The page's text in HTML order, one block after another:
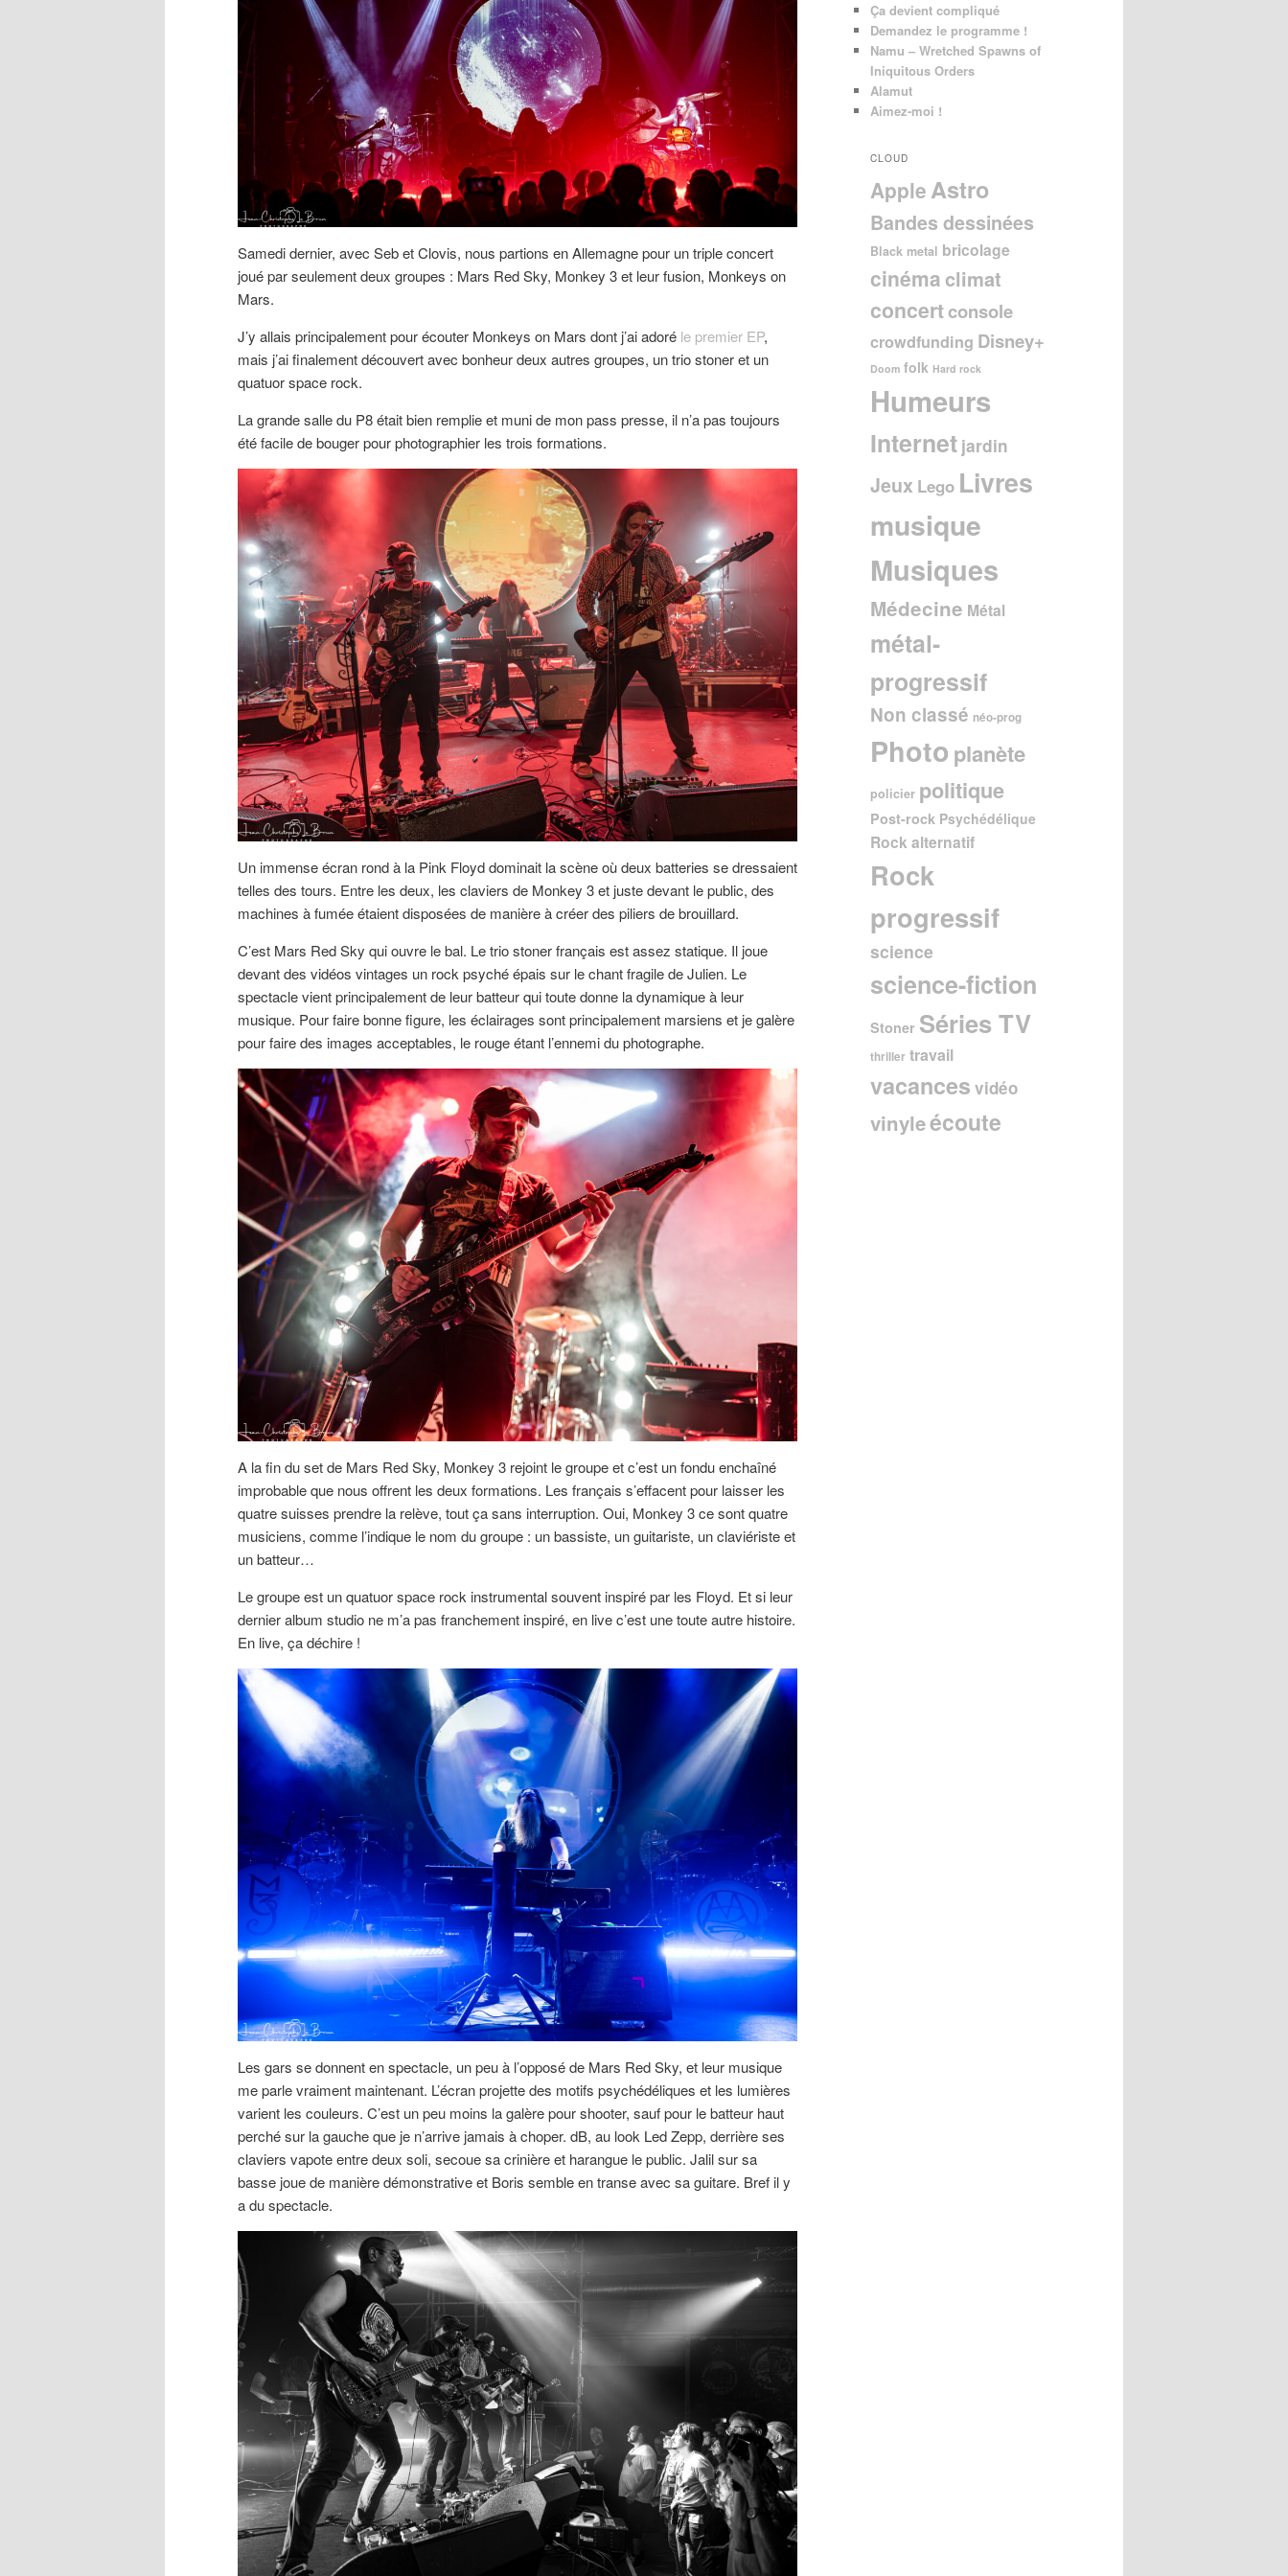
Samedi dernier, avec Seb et Clovis, nous partions en Allemagne pour un triple concert
joué par seulement deux groupes : Mars Red Sky, Monkey 3 et leur fusion, Monkeys on
Mars.
J’y allais principalement pour écouter Monkeys on Mars dont j’ai adoré le premier EP,
mais j’ai finalement découvert avec bonheur deux autres groupes, un trio stoner et un
quatuor space rock.
La grande salle du P8 était bien remplie et muni de mon pass presse, il n’a pas toujours
été facile de bouger pour photographier les trois formations.
Un immense écran rond à la Pink Floyd dominait la scène où deux batteries se dressaient
telles des tours. Entre les deux, les claviers de Monkey 3 et juste devant le public, des
machines à fumée étaient disposées de manière à créer des piliers de brouillard.
C’est Mars Red Sky qui ouvre le bal. Le trio stoner français est assez statique. Il joue
devant des vidéos vintages un rock psyché épais sur le chant fragile de Julien. Le
spectacle vient principalement de leur batteur qui toute donne la dynamique à leur
musique. Pour faire bonne figure, les éclairages sont principalement marsiens et je galère
pour faire des images acceptables, le rouge étant l’ennemi du photographe.
A la fin du set de Mars Red Sky, Monkey 3 rejoint le groupe et c’est un fondu enchaîné
improbable que nous offrent les deux formations. Les français s’effacent pour laisser les
quatre suisses prendre la relève, tout ça sans interruption. Oui, Monkey 3 ce sont quatre
musiciens, comme l’indique le nom du groupe : un bassiste, un guitariste, un claviériste et
un batteur…
Le groupe est un quatuor space rock instrumental souvent inspiré par les Floyd. Et si leur
dernier album studio ne m’a pas franchement inspiré, en live c’est une toute autre histoire.
En live, ça déchire !
Les gars se donnent en spectacle, un peu à l’opposé de Mars Red Sky, et leur musique
me parle vraiment maintenant. L’écran projette des motifs psychédéliques et les lumières
varient les couleurs. C’est un peu moins la galère pour shooter, sauf pour le batteur haut
perché sur la gauche que je n’arrive jamais à choper. dB, au look Led Zepp, derrière ses
claviers vapote entre deux soli, secoue sa crinière et harangue le public. Jalil sur sa
basse joue de manière démonstrative et Boris semble en transe avec sa guitare. Bref il y
a du spectacle.
Ça devient compliqué
Demandez le programme !
Namu – Wretched Spawns of
Iniquitous Orders
Alamut
Aimez-moi !
CLOUD
Apple Astro
Bandes dessinées
Black metal bricolage
cinéma climat
concertconsole
crowdfunding Disney+
Doom folk Hard rock
Humeurs
Internet jardin
Jeux Lego Livres
musique
Musiques
Médecine Métal
métal-
progressif
Non classé néo-prog
Photo planète
policier politique
Post-rock Psychédélique
Rock alternatif
Rock
progressif
science
science-fiction
Stoner Séries TV
thriller travail
vacances vidéo
vinyleécoute